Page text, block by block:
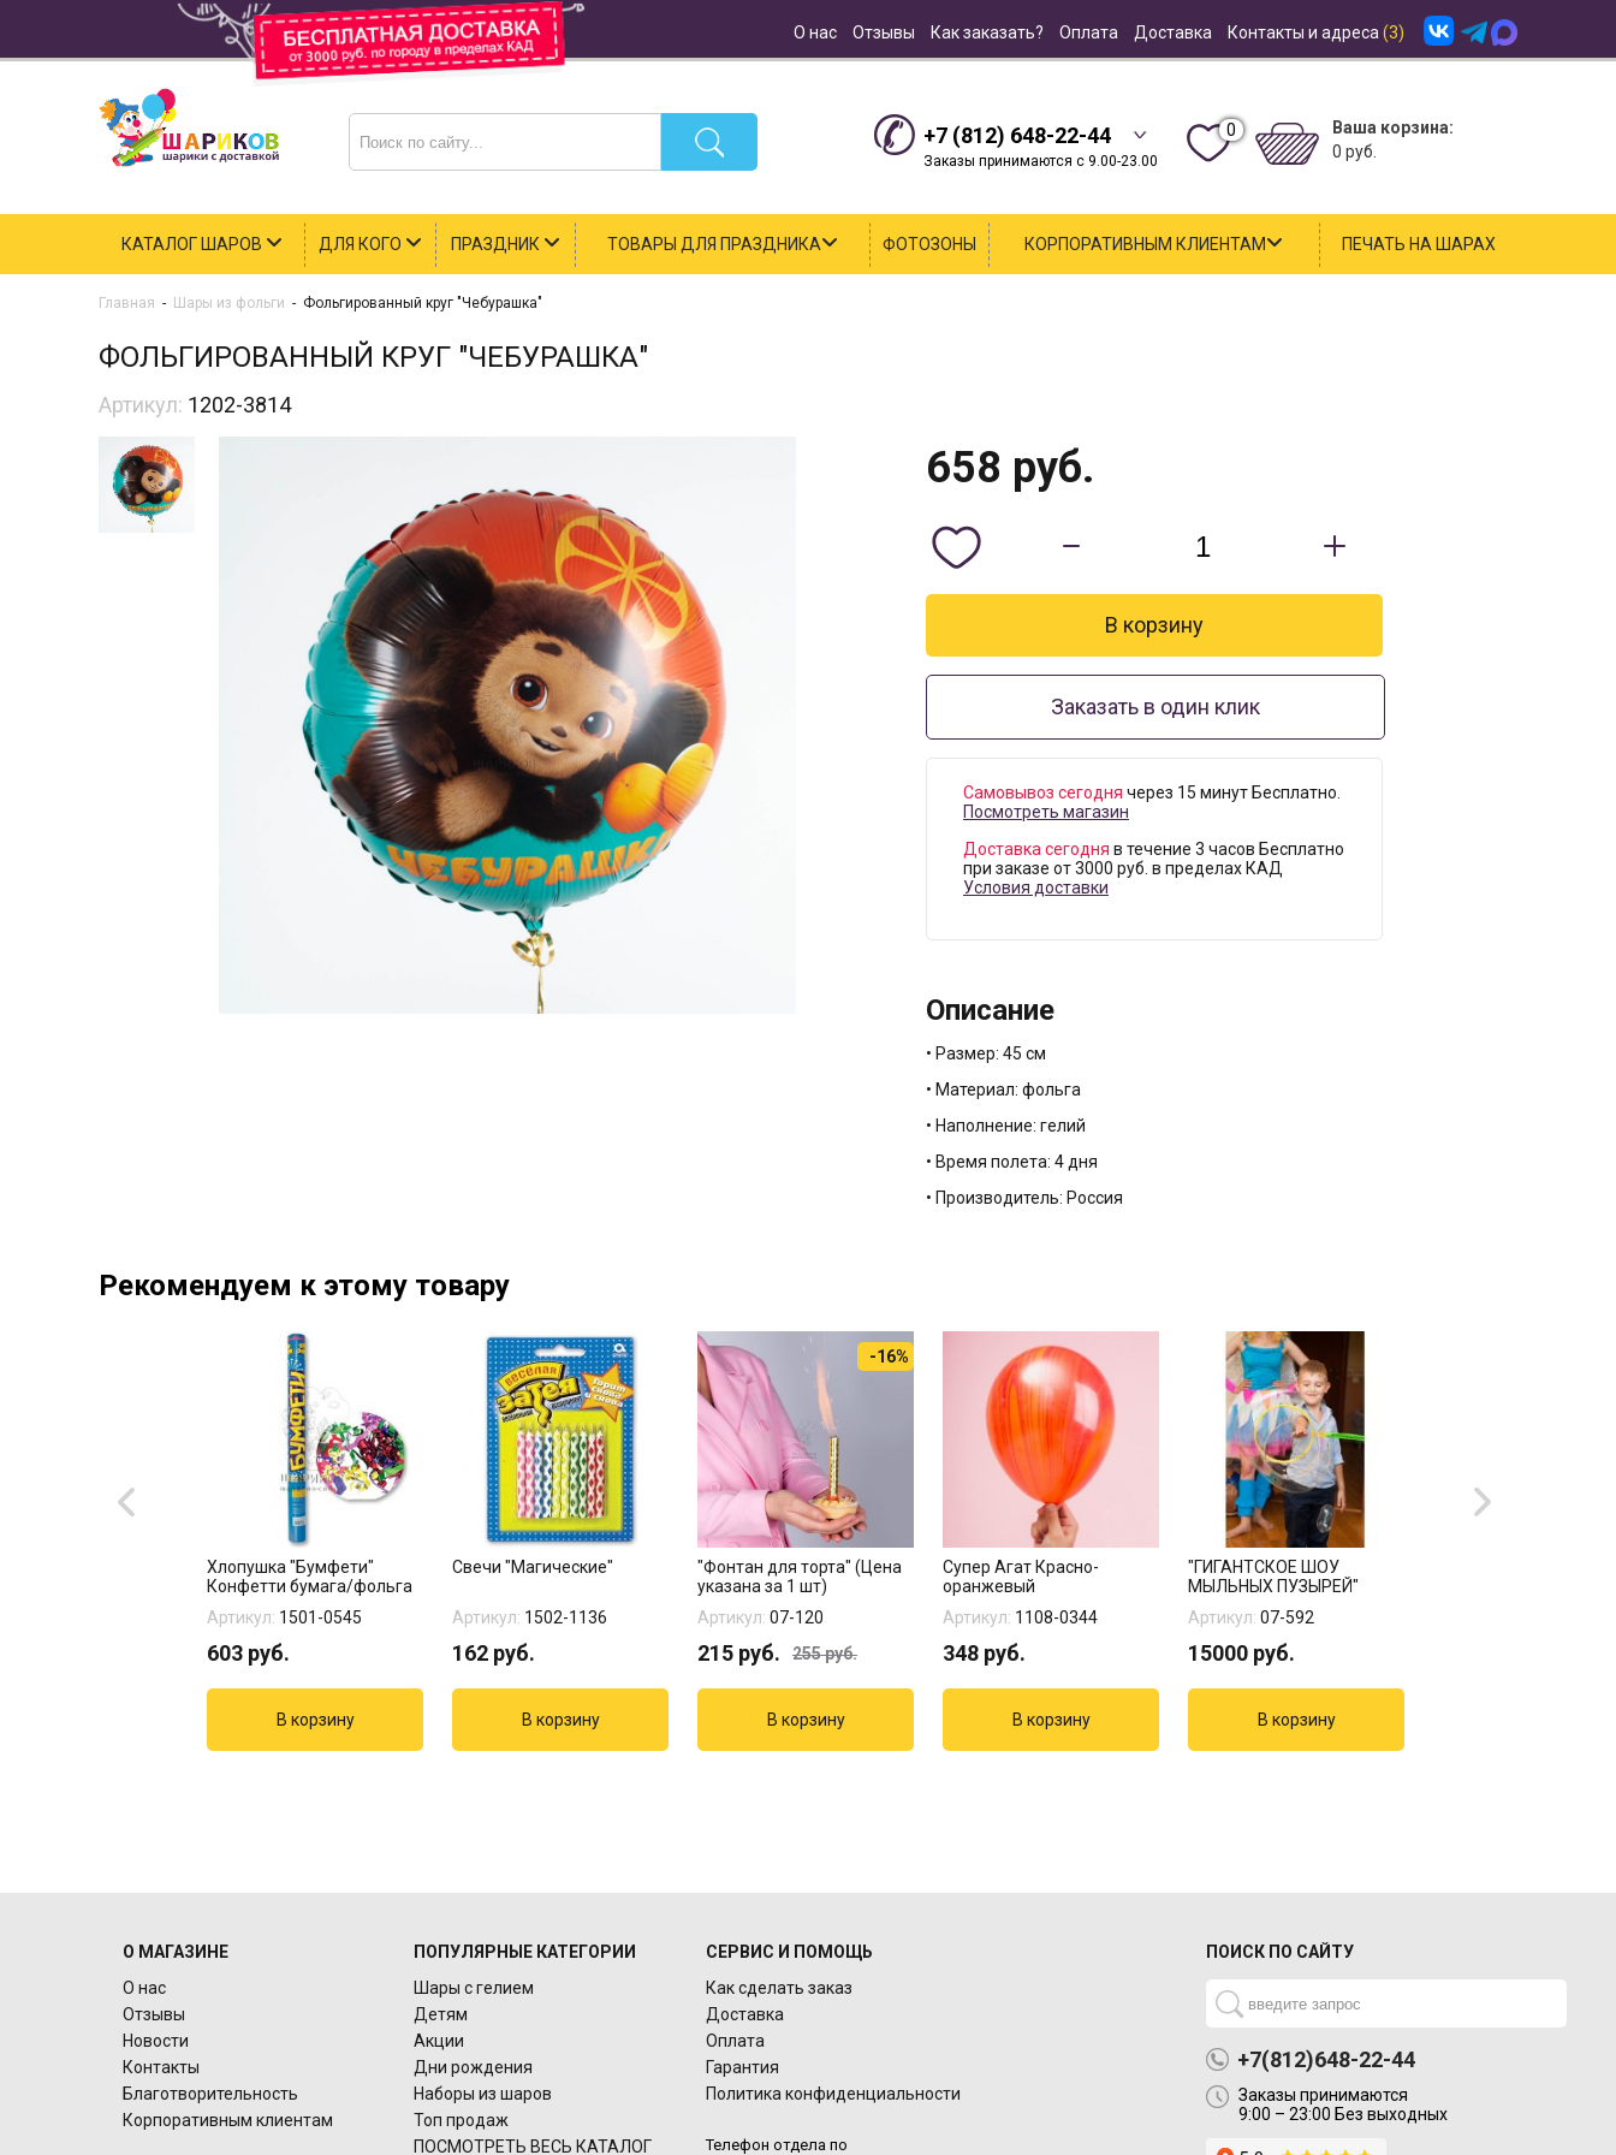
О нас Отзывы Как заказать? Оплата Доставка Контакты и адреса (3)
+7 (812) 648-22-44
Заказы принимаются с 9.00-23.00
0
Ваша корзина:
0 руб.
КАТАЛОГ ШАРОВ ДЛЯ КОГО ПРАЗДНИК ТОВАРЫ ДЛЯ ПРАЗДНИКА ФОТОЗОНЫ КОРПОРАТИВНЫМ КЛИЕНТАМ ПЕЧАТЬ НА ШАРАХ
Главная - Шары из фольги - Фольгированный круг "Чебурашка"
ФОЛЬГИРОВАННЫЙ КРУГ "ЧЕБУРАШКА"
Артикул: 1202-3814
658 руб.
Заказать в один клик
Самовывоз сегодня через 15 минут Бесплатно.
Посмотреть магазин
Доставка сегодня в течение 3 часов Бесплатно
при заказе от 3000 руб. в пределах КАД
Условия доставки
Описание
• Размер: 45 см
• Материал: фольга
• Наполнение: гелий
• Время полета: 4 дня
• Производитель: Россия
Рекомендуем к этому товару
Хлопушка "Бумфети"
Конфетти бумага/фольга
Артикул: 1501-0545
603 руб.
Свечи "Магические"
Артикул: 1502-1136
162 руб.
-16%
"Фонтан для торта" (Цена
указана за 1 шт)
Артикул: 07-120
215 руб. 255руб.
Супер Агат Красно-
оранжевый
Артикул: 1108-0344
348 руб.
"ГИГАНТСКОЕ ШОУ
МЫЛЬНЫХ ПУЗЫРЕЙ"
Артикул: 07-592
15000 руб.
О МАГАЗИНЕ
О нас
Отзывы
Новости
Контакты
Благотворительность
Корпоративным клиентам
ПОПУЛЯРНЫЕ КАТЕГОРИИ
Шары с гелием
Детям
Акции
Дни рождения
Наборы из шаров
Топ продаж
ПОСМОТРЕТЬ ВЕСЬ КАТАЛОГ
СЕРВИС И ПОМОЩЬ
Как сделать заказ
Доставка
Оплата
Гарантия
Политика конфиденциальности
Телефон отдела по
ПОИСК ПО САЙТУ
+7(812)648-22-44
Заказы принимаются
9:00 – 23:00 Без выходных